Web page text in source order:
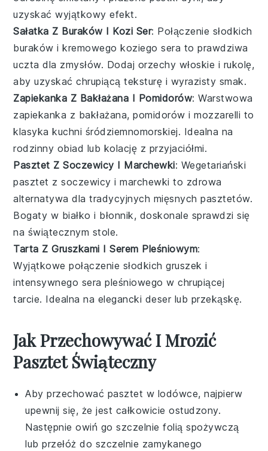
uzyskać wyjątkowy efekt.
Sałatka Z Buraków I Kozi Ser: Połączenie słodkich
buraków i kremowego koziego sera to prawdziwa
uczta dla zmysłów. Dodaj orzechy włoskie i rukolę,
aby uzyskać chrupiącą teksturę i wyrazisty smak.
Zapiekanka Z Bakłażana I Pomidorów: Warstwowa
zapiekanka z bakłażana, pomidorów i mozzarelli to
klasyka kuchni śródziemnomorskiej. Idealna na
rodzinny obiad lub kolację z przyjaciółmi.
Pasztet Z Soczewicy I Marchewki: Wegetariański
pasztet z soczewicy i marchewki to zdrowa
alternatywa dla tradycyjnych mięsnych pasztetów.
Bogaty w białko i błonnik, doskonale sprawdzi się
na świątecznym stole.
Tarta Z Gruszkami I Serem Pleśniowym:
Wyjątkowe połączenie słodkich gruszek i
intensywnego sera pleśniowego w chrupiącej
tarcie. Idealna na elegancki deser lub przekąskę.
Jak Przechowywać I Mrozić
Pasztet Świąteczny
Aby przechować pasztet w lodówce, najpierw
upewnij się, że jest całkowicie ostudzony.
Następnie owiń go szczelnie folią spożywczą
lub przełóż do szczelnie zamykanego